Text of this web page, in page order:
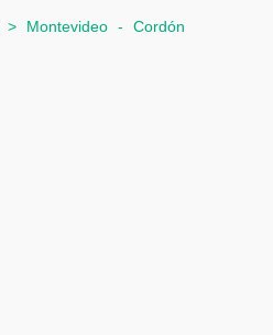
> Montevideo - Cordón